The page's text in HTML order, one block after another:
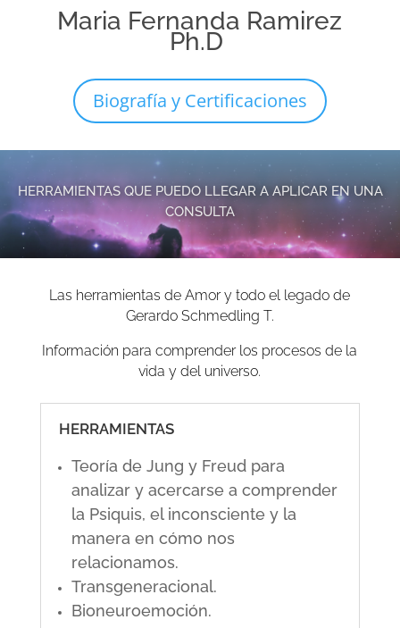
Maria Fernanda Ramirez
Ph.D
Biografía y Certificaciones
HERRAMIENTAS QUE PUEDO LLEGAR A APLICAR EN UNA
CONSULTA
Las herramientas de Amor y todo el legado de
Gerardo Schmedling T.
Información para comprender los procesos de la
vida y del universo.
HERRAMIENTAS
Teoría de Jung y Freud para
analizar y acercarse a comprender
la Psiquis, el inconsciente y la
manera en cómo nos
relacionamos.
Transgeneracional.
Bioneuroemoción.